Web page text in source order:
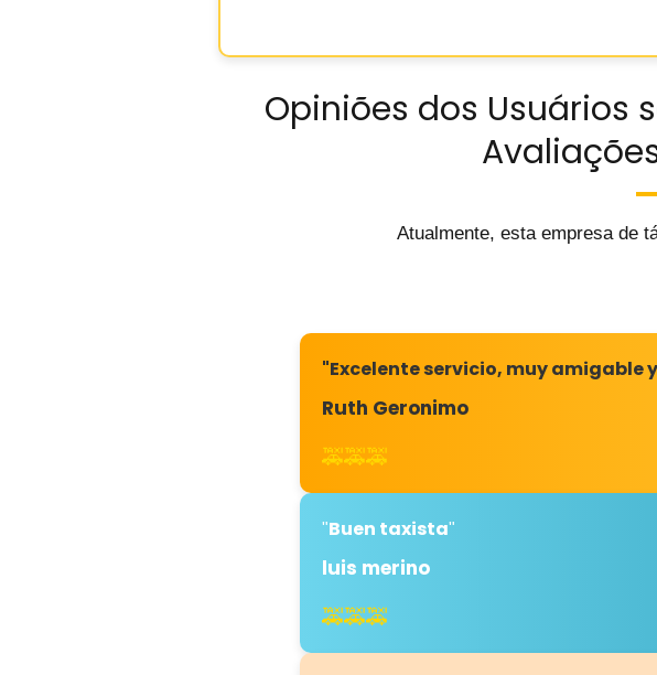
Opiniões dos Usuários
Atualmente, esta empresa de
"Excelente servicio, muy amigable
Ruth Geronimo
🚕🚕🚕
"Buen taxista"
luis merino
🚕🚕🚕